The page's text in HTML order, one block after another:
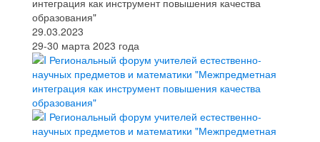
интеграция как инструмент повышения качества
образования"
29.03.2023
29-30 марта 2023 года